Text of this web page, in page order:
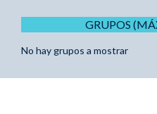
GRUPOS
No hay grupos a mostrar